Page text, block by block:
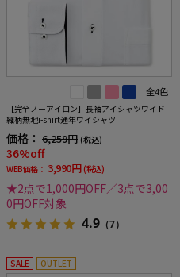
全4色
【完全ノーアイロン】長袖アイシャツワイド
織柄無地i-shirt通年ワイシャツ
価格： 6,259円 (税込)
36%off
WEB価格： 3,990円 (税込)
★2点で1,000円OFF／3点で3,00
0円OFF対象
4.9 （7）
SALE OUTLET